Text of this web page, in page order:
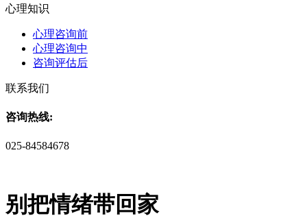
心理知识
心理咨询前
心理咨询中
咨询评估后
联系我们
咨询热线:
025-84584678
别把情绪带回家